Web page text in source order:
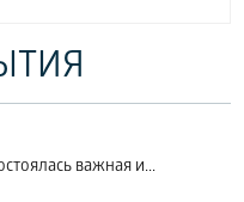
важная и...